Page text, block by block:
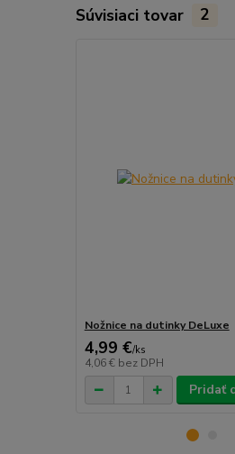
Súvisiaci tovar 2
Nožnice na dutinky DeLuxe
4,99 €/ks
4,06 € bez DPH
Pridať